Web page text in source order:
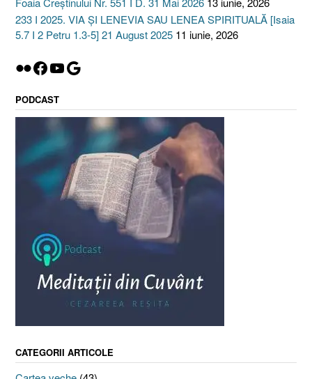
233 I 2025. VIA ȘI LENEVIA SAU LENEA SPIRITUALĂ [Isaia
5.7 I 2 Petru 1.3-5] 21 August 2025 11 iunie, 2026
Flickr
Facebook
YouTube
Google
PODCAST
CATEGORII ARTICOLE